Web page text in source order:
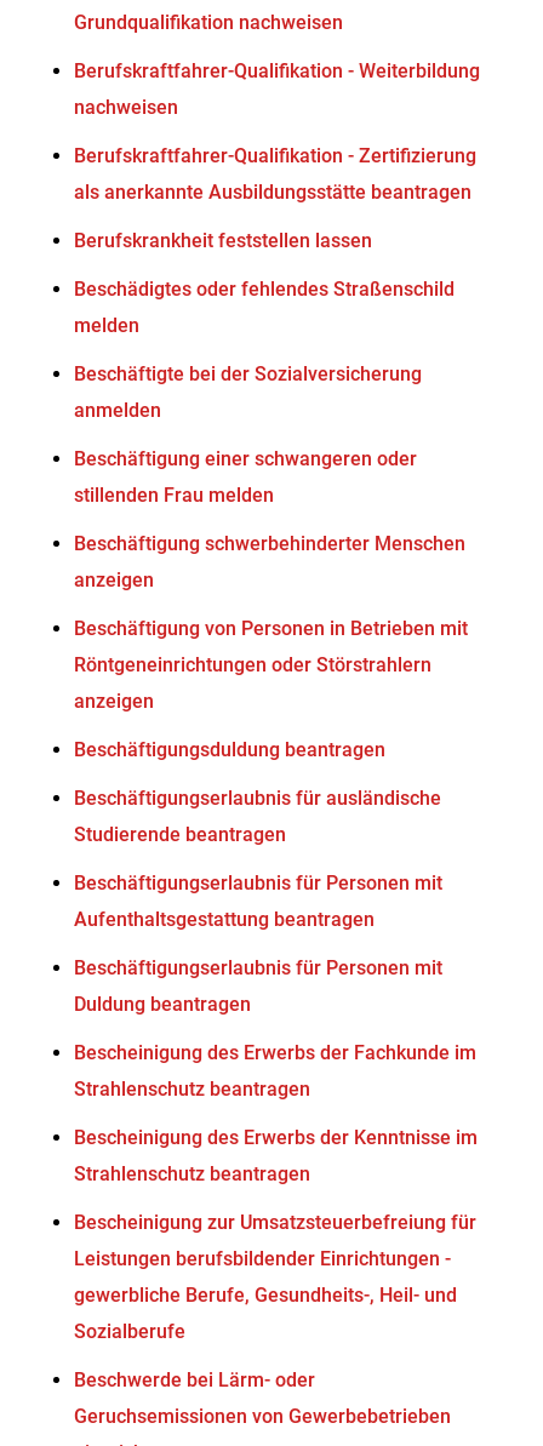
Grundqualifikation nachweisen
Berufskraftfahrer-Qualifikation - Weiterbildung
nachweisen
Berufskraftfahrer-Qualifikation - Zertifizierung
als anerkannte Ausbildungsstätte beantragen
Berufskrankheit feststellen lassen
Beschädigtes oder fehlendes Straßenschild
melden
Beschäftigte bei der Sozialversicherung
anmelden
Beschäftigung einer schwangeren oder
stillenden Frau melden
Beschäftigung schwerbehinderter Menschen
anzeigen
Beschäftigung von Personen in Betrieben mit
Röntgeneinrichtungen oder Störstrahlern
anzeigen
Beschäftigungsduldung beantragen
Beschäftigungserlaubnis für ausländische
Studierende beantragen
Beschäftigungserlaubnis für Personen mit
Aufenthaltsgestattung beantragen
Beschäftigungserlaubnis für Personen mit
Duldung beantragen
Bescheinigung des Erwerbs der Fachkunde im
Strahlenschutz beantragen
Bescheinigung des Erwerbs der Kenntnisse im
Strahlenschutz beantragen
Bescheinigung zur Umsatzsteuerbefreiung für
Leistungen berufsbildender Einrichtungen -
gewerbliche Berufe, Gesundheits-, Heil- und
Sozialberufe
Beschwerde bei Lärm- oder
Geruchsemissionen von Gewerbebetrieben